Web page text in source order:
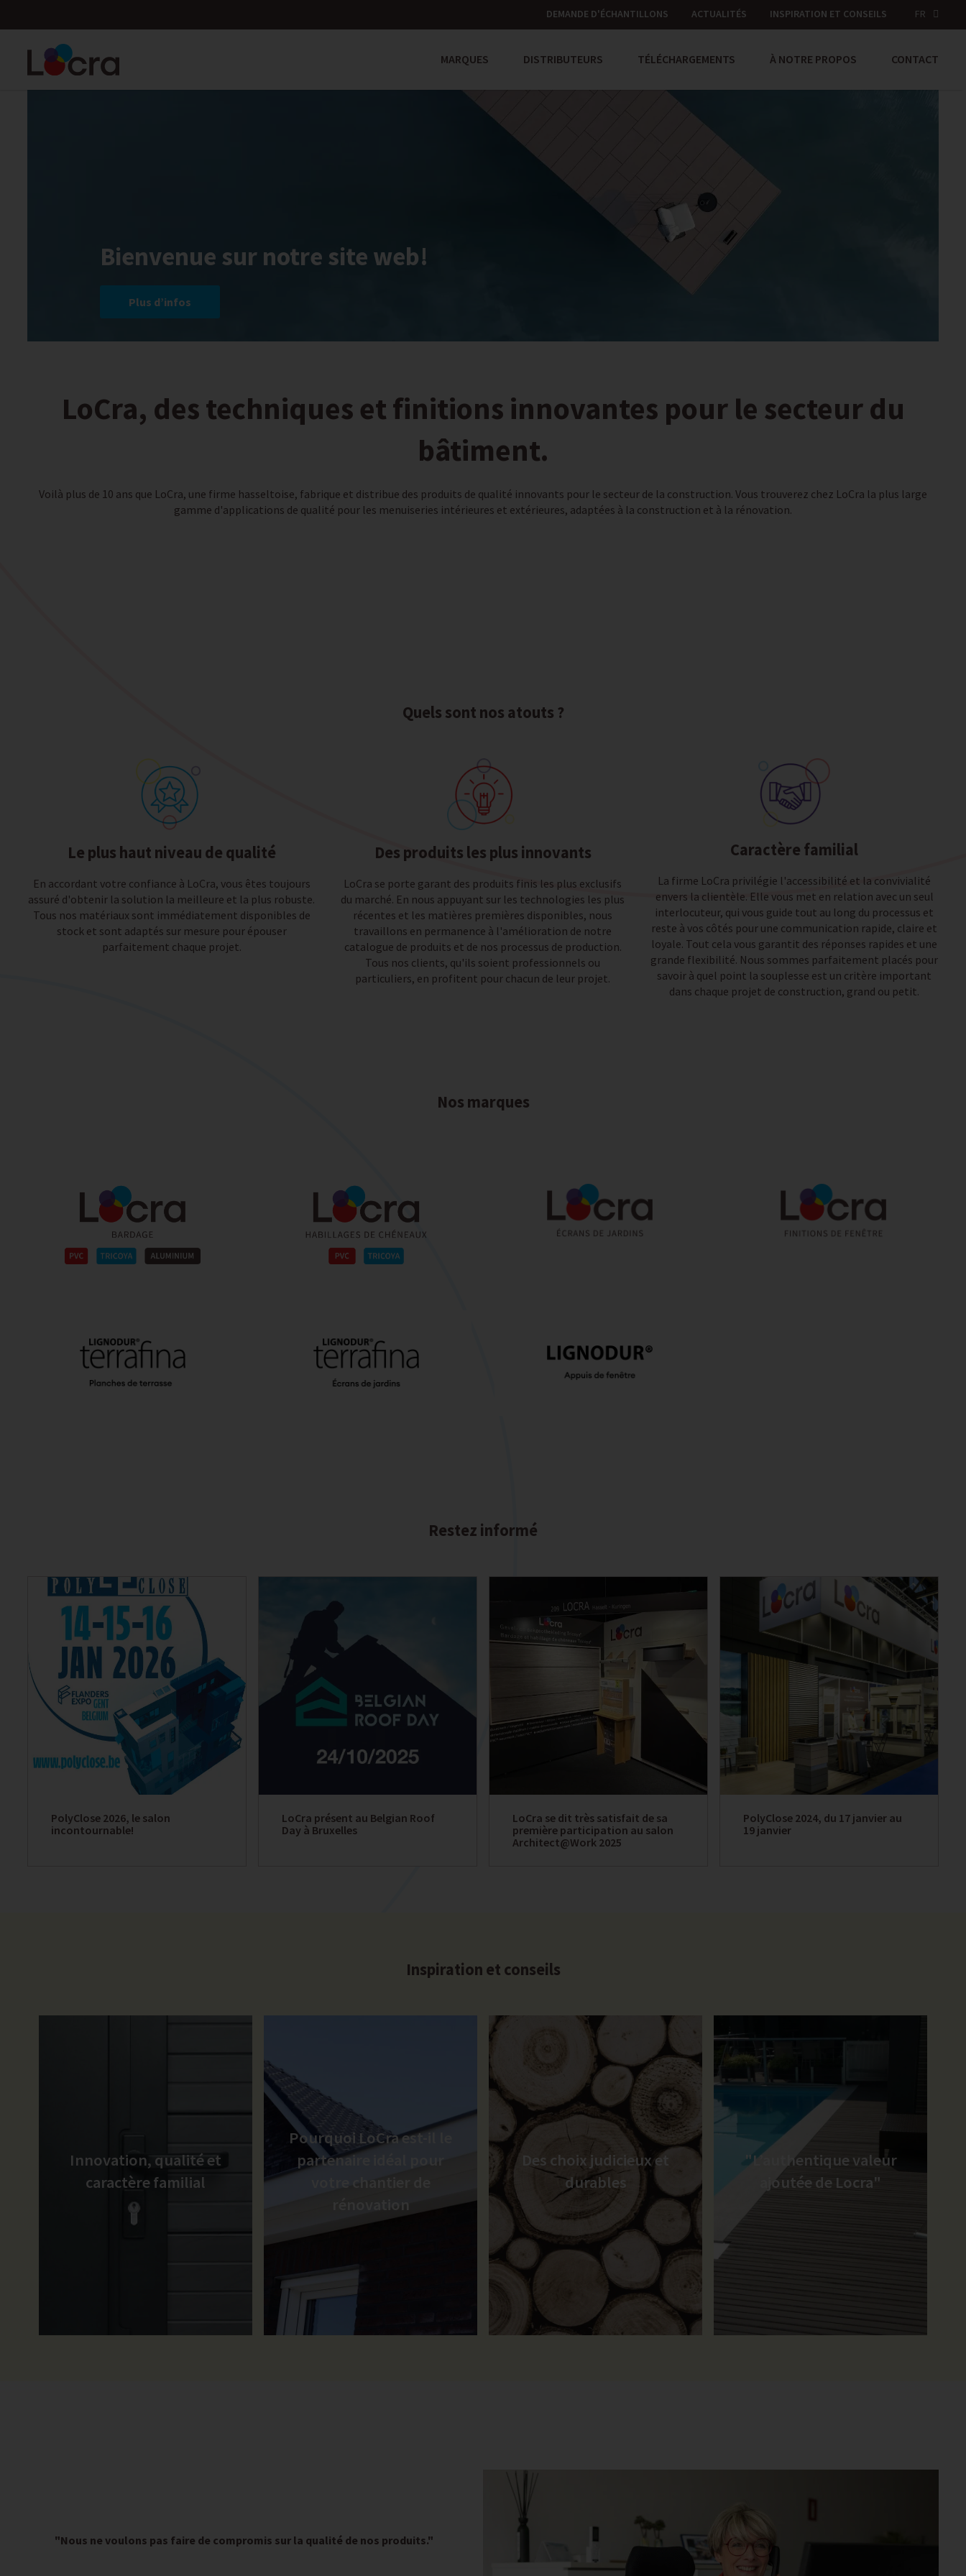
DEMANDE D'ÉCHANTILLONS ACTUALITÉS INSPIRATION ET CONSEILS FR
MARQUES DISTRIBUTEURS TÉLÉCHARGEMENTS À NOTRE PROPOS CONTACT
Bienvenue sur notre site web!
Plus d’infos
LoCra, des techniques et finitions innovantes pour le secteur du
bâtiment.
Voilà plus de 10 ans que LoCra, une firme hasseltoise, fabrique et distribue des produits de qualité innovants pour le secteur de la construction. Vous trouverez chez LoCra la plus large
gamme d'applications de qualité pour les menuiseries intérieures et extérieures, adaptées à la construction et à la rénovation.
Quels sont nos atouts ?
Le plus haut niveau de qualité
En accordant votre confiance à LoCra, vous êtes toujours
assuré d'obtenir la solution la meilleure et la plus robuste.
Tous nos matériaux sont immédiatement disponibles de
stock et sont adaptés sur mesure pour épouser
parfaitement chaque projet.
Des produits les plus innovants
LoCra se porte garant des produits finis les plus exclusifs
du marché. En nous appuyant sur les technologies les plus
récentes et les matières premières disponibles, nous
travaillons en permanence à l'amélioration de notre
catalogue de produits et de nos processus de production.
Tous nos clients, qu'ils soient professionnels ou
particuliers, en profitent pour chacun de leur projet.
Caractère familial
La firme LoCra privilégie l'accessibilité et la convivialité
envers la clientèle. Elle vous met en relation avec un seul
interlocuteur, qui vous guide tout au long du processus et
reste à vos côtés pour une communication rapide, claire et
loyale. Tout cela vous garantit des réponses rapides et une
grande flexibilité. Nous sommes parfaitement placés pour
savoir à quel point la souplesse est un critère important
dans chaque projet de construction, grand ou petit.
Nos marques
Restez informé
PolyClose 2026, le salon
incontournable!
LoCra présent au Belgian Roof
Day à Bruxelles
LoCra se dit très satisfait de sa
première participation au salon
Architect@Work 2025
PolyClose 2024, du 17 janvier au
19 janvier
Inspiration et conseils
Innovation, qualité et
caractère familial
Pourquoi LoCra est-il le
partenaire idéal pour
Des choix judicieux et
durables
"L’authentique valeur
ajoutée de Locra"
"Nous ne voulons pas faire de compromis sur la qualité de nos produits."